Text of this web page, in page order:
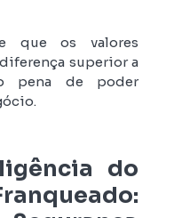
que os valores
superior a
pena de poder
do